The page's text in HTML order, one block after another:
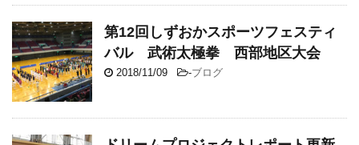
第12回しずおかスポーツフェスティ
バル 武術太極拳 西部地区大会
2018/11/09 -ブログ